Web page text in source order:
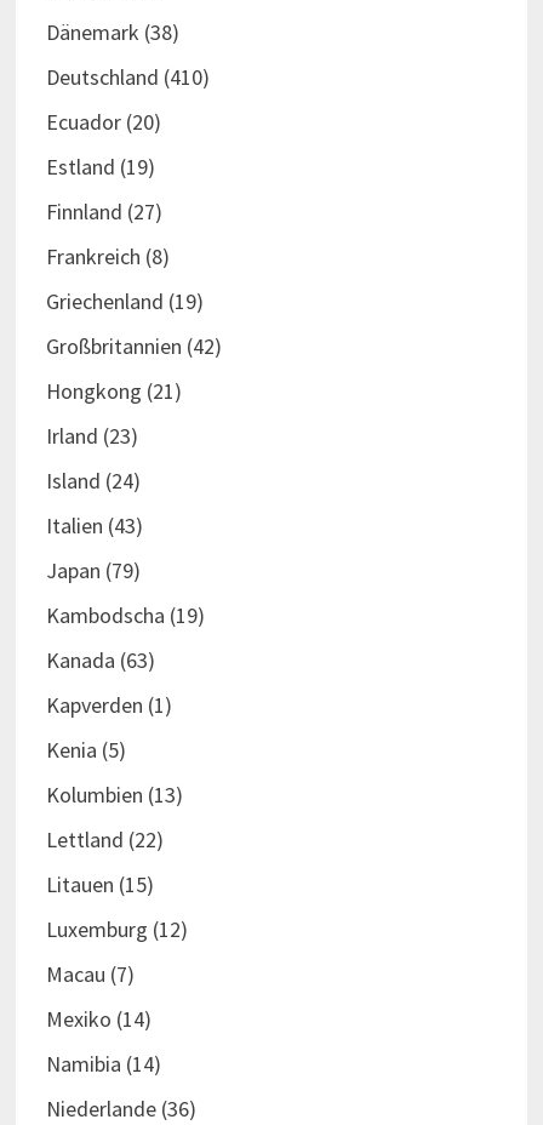
Dänemark (38)
Deutschland (410)
Ecuador(20)
Estland (19)
Finnland (27)
Frankreich (8)
Griechenland (19)
Großbritannien (42)
Hongkong (21)
Irland (23)
Island (24)
Italien (43)
Japan (79)
Kambodscha (19)
Kanada (63)
Kapverden (1)
Kenia (5)
Kolumbien (13)
Lettland (22)
Litauen (15)
Luxemburg (12)
Macau (7)
Mexiko (14)
Namibia (14)
Niederlande(36)